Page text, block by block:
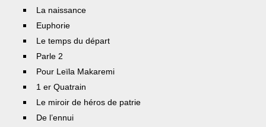
La naissance
Euphorie
Le temps du départ
Parle 2
Pour Leïla Makaremi
1 er Quatrain
Le miroir de héros de patrie
De l’ennui